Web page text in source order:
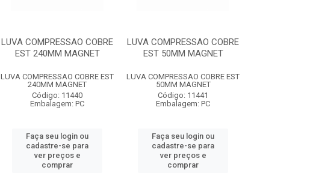
LUVA COMPRESSAO COBRE
EST 240MM MAGNET
LUVA COMPRESSAO COBRE EST
240MM MAGNET
Código: 11440
Embalagem: PC
Faça seu login ou
cadastre-se para
ver preços e
comprar
LUVA COMPRESSAO COBRE
EST 50MM MAGNET
LUVA COMPRESSAO COBRE EST
50MM MAGNET
Código: 11441
Embalagem: PC
Faça seu login ou
cadastre-se para
ver preços e
comprar